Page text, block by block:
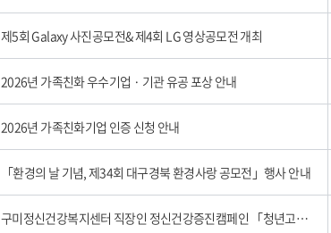
제5회 Galaxy 사진공모전& 제4회 LG 영상공모전 개최
2026년 가족친화 우수기업 · 기관 유공 포상 안내
2026년 가족친화기업 인증 신청 안내
「환경의 날 기념, 제34회 대구경북 환경사랑 공모전」행사 안내
구미정신건강복지센터 직장인 정신건강증진캠페인 「청년고민상담소」 모집